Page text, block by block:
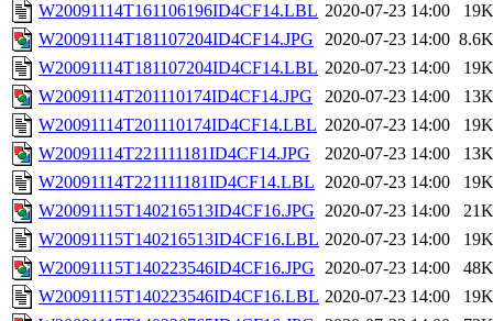
W20091114T161106196ID4CF14.LBL 2020-07-23 14:00
19K
W20091114T181107204ID4CF14.JPG
2020-07-23 14:00 8.6K
W20091114T181107204ID4CF14.LBL 2020-07-23 14:00
19K
W20091114T201110174ID4CF14.JPG
2020-07-23 14:00
13K
W20091114T201110174ID4CF14.LBL 2020-07-23 14:00
19K
W20091114T221111181ID4CF14.JPG
2020-07-23 14:00
13K
W20091114T221111181ID4CF14.LBL 2020-07-23 14:00
19K
W20091115T140216513ID4CF16.JPG 2020-07-23 14:00
21K
W20091115T140216513ID4CF16.LBL 2020-07-23 14:00
19K
W20091115T140223546ID4CF16.JPG 2020-07-23 14:00
48K
W20091115T140223546ID4CF16.LBL 2020-07-23 14:00
19K